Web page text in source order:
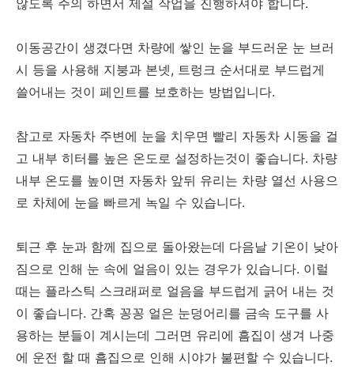
않도록 주의 하면서 제설 작업을 진행하셔야 합니다.
이동공간이 생겼다면 차량에 쌓인 눈을 부드러운 눈 브러
시 등을 사용해 지붕과 본넷, 트렁크 순서대로 부드럽게
쓸어내는 것이 페인트를 보호하는 방법입니다.
참고로 자동차 주변에 눈을 치우면 빨리 자동차 시동을 걸
고 내부 히터를 높은 온도로 설정하는것이 좋습니다. 차량
내부 온도를 높이면 자동차 앞뒤 유리는 차량 열선 사용으
로 차체에 눈을 빠르게 녹일 수 있습니다.
퇴근 후 눈과 함께 집으로 돌아왔는데 다음날 기온이 낮아
짐으로 인해 눈 속에 얼음이 있는 경우가 있습니다. 이럴
때는 플라스틱 스크래퍼로 얼음을 부드럽게 긁어 내는 것
이 좋습니다. 간혹 꽁꽁 얼은 눈덩어리를 금속 도구를 사
용하는 분들이 계시는데 그러면 유리에 흠집이 생겨 나중
에 운전 할 때 흠집으로 인해 시야가 불편할 수 있습니다.